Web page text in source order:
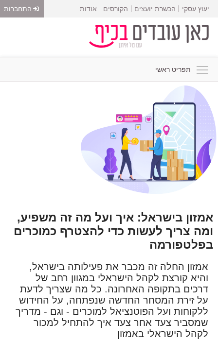
יעוץ עסקי הכשרת יועצים הקורסים אודות התחברות
תפריט ראשי
אמזון בישראל: איך ועל מה זה משפיע,
ומה צריך לעשות כדי להצטרף כמוכרים
בפלטפורמה
אמזון החלה זה מכבר את פעילותה בישראל,
והיא קורצת לקהל הישראלי במגוון רחב של
דרכים בתקופה האחרונה. כל מה שצריך לדעת
על זירת המסחר החדשה שנפתחה, על החידוש
ללקוחות ועל הפוטנציאל למוכרים - וגם - מדריך
שמסביר צעד אחר צעד איך להתחיל למכור
לקהל הישראלי באמזון